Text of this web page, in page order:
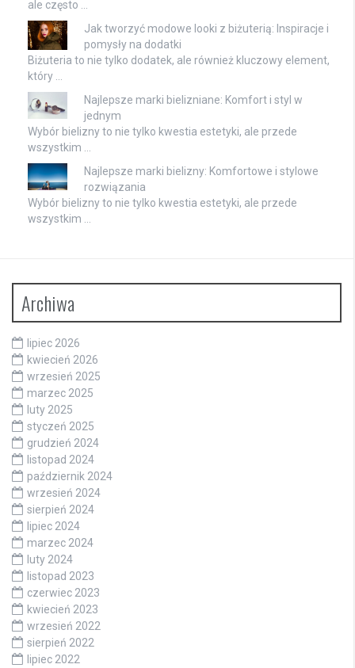
ale często …
Jak tworzyć modowe looki z biżuterią: Inspiracje i
pomysły na dodatki
Biżuteria to nie tylko dodatek, ale również kluczowy element,
który …
Najlepsze marki bielizniane: Komfort i styl w
jednym
Wybór bielizny to nie tylko kwestia estetyki, ale przede
wszystkim …
Najlepsze marki bielizny: Komfortowe i stylowe
rozwiązania
Wybór bielizny to nie tylko kwestia estetyki, ale przede
wszystkim …
Archiwa
lipiec 2026
kwiecień 2026
wrzesień 2025
marzec 2025
luty 2025
styczeń 2025
grudzień 2024
listopad 2024
październik 2024
wrzesień 2024
sierpień 2024
lipiec 2024
marzec 2024
luty 2024
listopad 2023
czerwiec 2023
kwiecień 2023
wrzesień 2022
sierpień 2022
lipiec 2022